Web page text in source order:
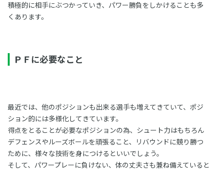
積極的に相手にぶつかっていき、パワー勝負をしかけることも多
くあります。
ＰＦに必要なこと
最近では、他のポジションも出来る選手も増えてきていて、ポジ
ション的には多様化してきています。
得点をとることが必要なポジションの為、シュート力はもちろん
デフェンスやルーズボールを頑張ること、リバウンドに競り勝つ
ために、様々な技術を身につけるといいでしょう。
そして、パワープレーに負けない、体の丈夫さも兼ね備えていると